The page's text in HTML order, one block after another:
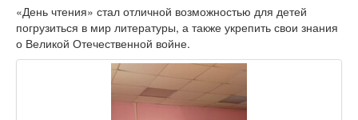
«День чтения» стал отличной возможностью для детей
погрузиться в мир литературы, а также укрепить свои знания
о Великой Отечественной войне.